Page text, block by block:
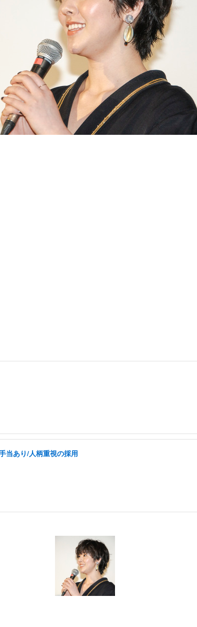
当あり/人柄重視の採用